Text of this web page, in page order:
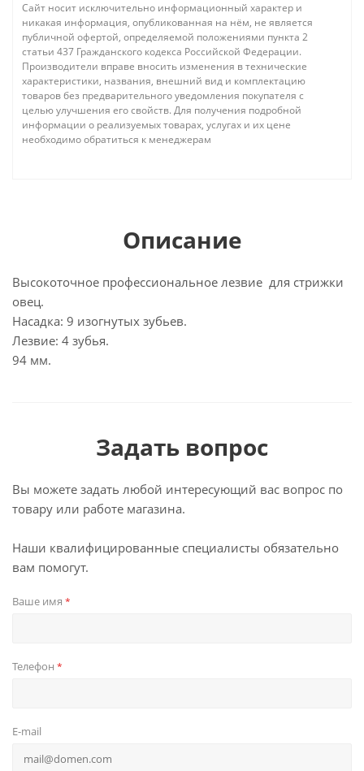
Сайт носит исключительно информационный характер и
никакая информация, опубликованная на нём, не является
публичной офертой, определяемой положениями пункта 2
статьи 437 Гражданского кодекса Российской Федерации.
Производители вправе вносить изменения в технические
характеристики, названия, внешний вид и комплектацию
товаров без предварительного уведомления покупателя с
целью улучшения его свойств. Для получения подробной
информации о реализуемых товарах, услугах и их цене
необходимо обратиться к менеджерам
Описание
Высокоточное профессиональное лезвие для стрижки
овец.
Насадка: 9 изогнутых зубьев.
Лезвие: 4 зубья.
94 мм.
Задать вопрос
Вы можете задать любой интересующий вас вопрос по
товару или работе магазина.
Наши квалифицированные специалисты обязательно
вам помогут.
Ваше имя *
Телефон *
E-mail